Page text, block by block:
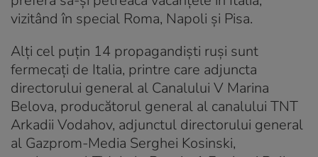
vizitând în special Roma, Napoli și Pisa.
Alți cel puțin 14 propagandiști ruși sunt
fermecați de Italia, printre care adjuncta
directorului general al Canalului V Marina
Belova, producătorul general al canalului TNT
Arkadii Vodahov, adjunctul directorului general
al Gazprom-Media Serghei Kosinski,